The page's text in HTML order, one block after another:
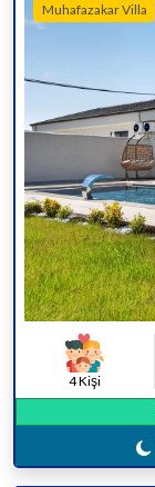
Muhafazakar Villa
4 Kişi